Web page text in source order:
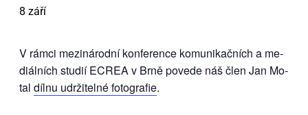
8 září
V rám­ci me­zi­ná­rod­ní kon­fe­ren­ce ko­mu­ni­kač­ních a me­
di­ál­ních stu­dií ECREA v Br­ně po­ve­de náš člen Jan Mo­
tal díl­nu udr­ži­tel­né fo­to­gra­fie.